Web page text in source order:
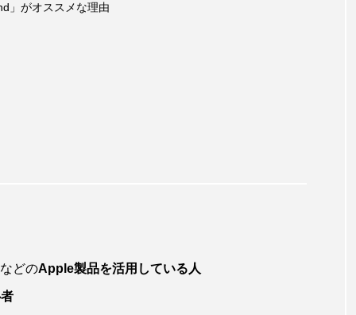
」がオススメな理由
どのApple製品を活用している人